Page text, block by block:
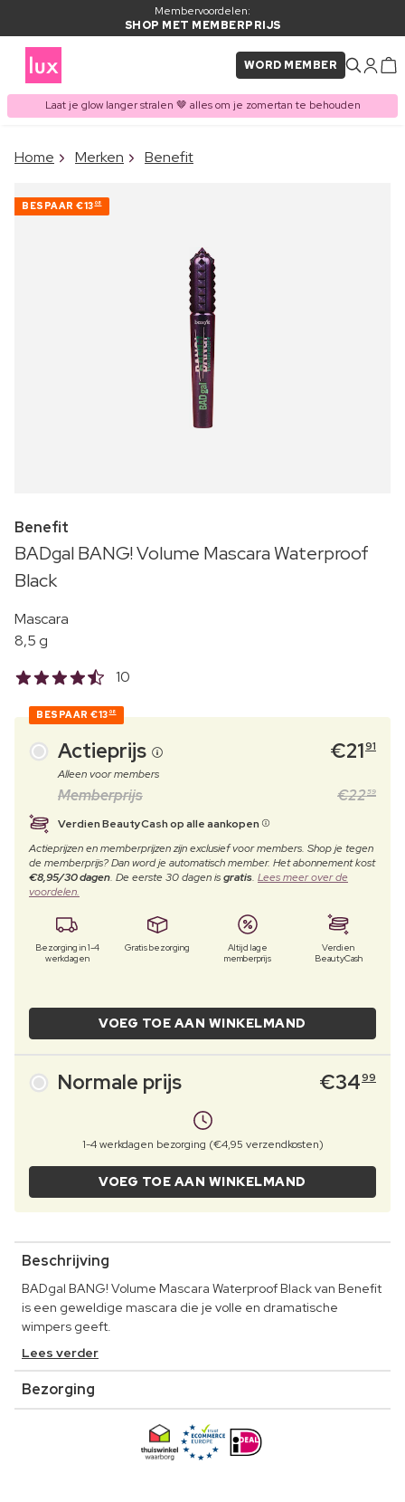
Membervoordelen:
SHOP MET MEMBERPRIJS
WORD MEMBER
Laat je glow langer stralen 🤎 alles om je zomertan te behouden
ITEM TOEGEVOEGD AAN
Home Merken Benefit
BESPAAR €13 08
Benefit
BADgal BANG! Volume Mascara Waterproof
Black
Mascara
8,5 g
10
BESPAAR €13 08
Actieprijs €2191
Alleen voor members
Memberprijs €2259
Verdien BeautyCash op alle aankopen
Actieprijzen en memberprijzen zijn exclusief voor members. Shop je tegen
de memberprijs? Dan word je automatisch member. Het abonnement kost
€8,95/30 dagen. De eerste 30 dagen isgratis. Lees meer over de
voordelen.
Bezorging in 1-4
werkdagen
Gratis bezorging
Altijd lage
memberprijs
Verdien
BeautyCash
VOEG TOE AAN WINKELMAND
Normale prijs €3499
1-4 werkdagen bezorging (€4,95 verzendkosten)
VOEG TOE AAN WINKELMAND
Beschrijving
BADgal BANG! Volume Mascara Waterproof Black van Benefit
is een geweldige mascara die je volle en dramatische
wimpers geeft.
Lees verder
Bezorging